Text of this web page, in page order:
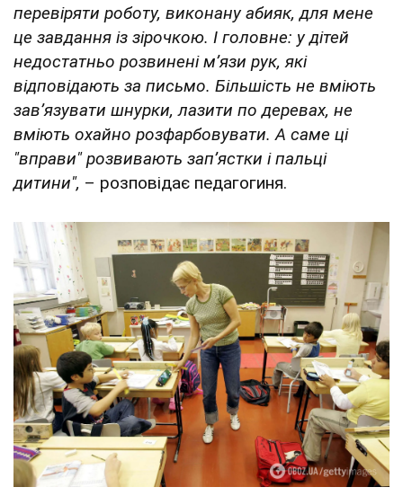
перевіряти роботу, виконану абияк, для мене
це завдання із зірочкою. І головне: у дітей
недостатньо розвинені м’язи рук, які
відповідають за письмо. Більшість не вміють
зав’язувати шнурки, лазити по деревах, не
вміють охайно розфарбовувати. А саме ці
"вправи" розвивають зап’ястки і пальці
дитини", – розповідає педагогиня.